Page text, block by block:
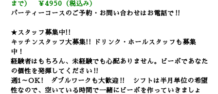
まで） ￥4950（税込み）
パーティーコースのご予約・お問い合わせはお電話で‼
★スタッフ募集中!!
キッチンスタッフ大募集!! ドリンク・ホールスタッフも募集
中！
経験者はもちろん、未経験でも心配ありません。
ビーボであなた
の個性を発揮してください‼
週1～OK! ダブルワークも大歓迎‼ シフトは半月単位の希望
性なので、空いている時間で一緒にビーボを作っていきましょ